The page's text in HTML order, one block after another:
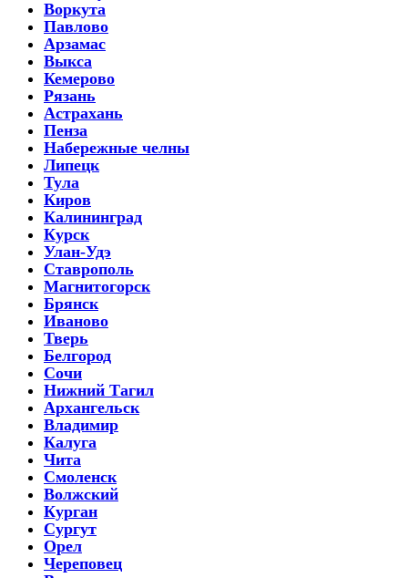
Воркута
Павлово
Арзамас
Выкса
Кемерово
Рязань
Астрахань
Пенза
Набережные челны
Липецк
Тула
Киров
Калининград
Курск
Улан-Удэ
Ставрополь
Магнитогорск
Брянск
Иваново
Тверь
Белгород
Сочи
Нижний Тагил
Архангельск
Владимир
Калуга
Чита
Смоленск
Волжский
Курган
Сургут
Орел
Череповец